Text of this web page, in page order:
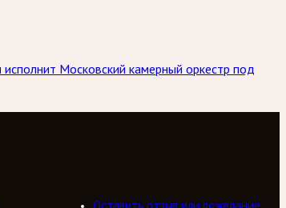
Московский камерный оркестр под